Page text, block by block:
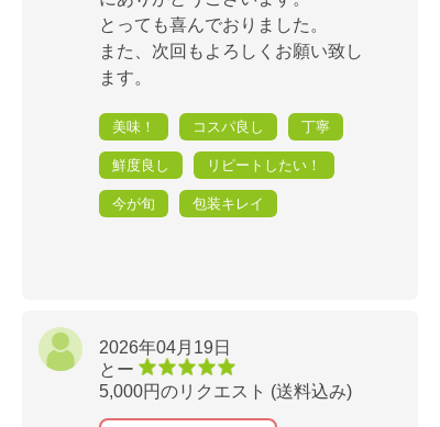
とっても喜んでおりました。
また、次回もよろしくお願い致し
ます。
美味！ コスパ良し 丁寧
鮮度良し リピートしたい！
今が旬 包装キレイ
2026年04月19日
とー
5,000円のリクエスト (送料込み)